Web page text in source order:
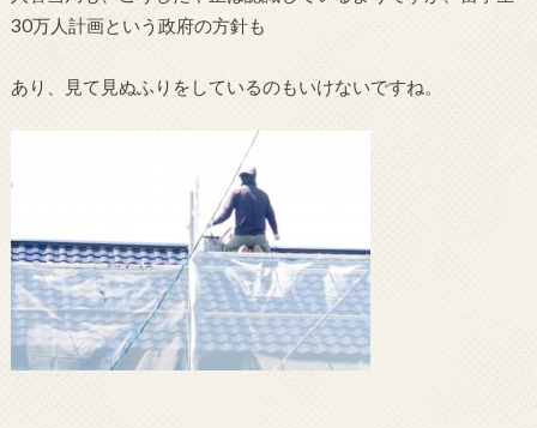
30万人計画という政府の方針も
あり、見て見ぬふりをしているのもいけないですね。